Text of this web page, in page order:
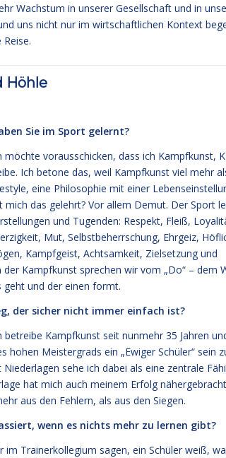
Wachstum in unserer Gesellschaft und in
uns nicht nur im wirtschaftlichen Kontext
Höhle
Sie im Sport gelernt?
möchte vorausschicken, dass ich Kampfkunst,
Ich betone das, weil Kampfkunst viel mehr
eine Philosophie mit einer
mich das gelehrt? Vor allem Demut. Der Sport
und Tugenden: Respekt, Fleiß,
Mut, Selbstbeherrschung, Ehrgeiz,
Kampfgeist, Achtsamkeit, Zielsetzung und
der Kampfkunst sprechen wir vom „Do“ – dem
geht und der einen formt.
der sicher nicht immer einfach ist?
betreibe Kampfkunst seit nunmehr 35 Jahren
hohen Meistergrads ein „Ewiger Schüler“ sein
sehe ich dabei als eine zentrale
hat mich auch meinem Erfolg
aus den Fehlern, als aus den Siegen.
wenn es nichts mehr zu lernen gibt?
im Trainerkollegium sagen, ein Schüler weiß,